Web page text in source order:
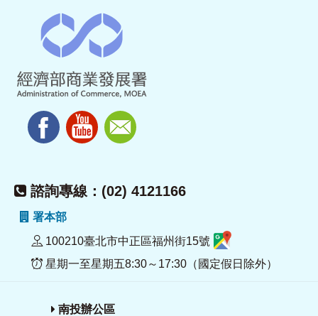
諮詢專線：(02) 4121166
署本部
100210臺北市中正區福州街15號
星期一至星期五8:30～17:30（國定假日除外）
南投辦公區